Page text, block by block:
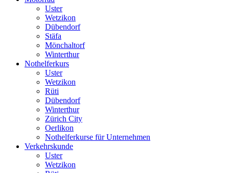
Uster
Wetzikon
Dübendorf
Stäfa
Mönchaltorf
Winterthur
Nothelferkurs
Uster
Wetzikon
Rüti
Dübendorf
Winterthur
Zürich City
Oerlikon
Nothelferkurse für Unternehmen
Verkehrskunde
Uster
Wetzikon